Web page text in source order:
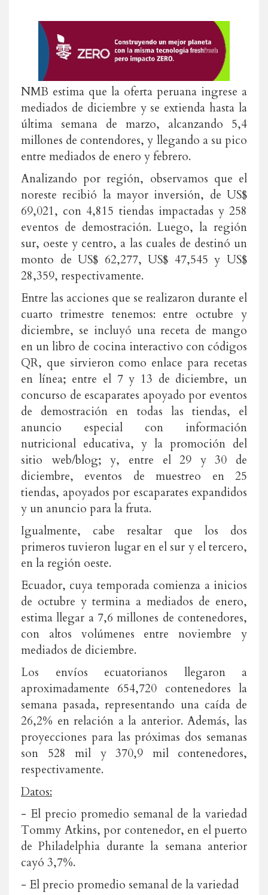
NMB estima que la oferta peruana ingrese a
mediados de diciembre y se extienda hasta la
última semana de marzo, alcanzando 5,4
millones de contendores, y llegando a su pico
entre mediados de enero y febrero.
Analizando por región, observamos que el
noreste recibió la mayor inversión, de US$
69,021, con 4,815 tiendas impactadas y 258
eventos de demostración. Luego, la región
sur, oeste y centro, a las cuales de destinó un
monto de US$ 62,277, US$ 47,545 y US$
28,359, respectivamente.
Entre las acciones que se realizaron durante el
cuarto trimestre tenemos: entre octubre y
diciembre, se incluyó una receta de mango
en un libro de cocina interactivo con códigos
QR, que sirvieron como enlace para recetas
en línea; entre el 7 y 13 de diciembre, un
concurso de escaparates apoyado por eventos
de demostración en todas las tiendas, el
anuncio especial con información
nutricional educativa, y la promoción del
sitio web/blog; y, entre el 29 y 30 de
diciembre, eventos de muestreo en 25
tiendas, apoyados por escaparates expandidos
y un anuncio para la fruta.
Igualmente, cabe resaltar que los dos
primeros tuvieron lugar en el sur y el tercero,
en la región oeste.
Ecuador, cuya temporada comienza a inicios
de octubre y termina a mediados de enero,
estima llegar a 7,6 millones de contenedores,
con altos volúmenes entre noviembre y
mediados de diciembre.
Los envíos ecuatorianos llegaron a
aproximadamente 654,720 contenedores la
semana pasada, representando una caída de
26,2% en relación a la anterior. Además, las
proyecciones para las próximas dos semanas
son 528 mil y 370,9 mil contenedores,
respectivamente.
Datos:
- El precio promedio semanal de la variedad
Tommy Atkins, por contenedor, en el puerto
de Philadelphia durante la semana anterior
cayó 3,7%.
- El precio promedio semanal de la variedad